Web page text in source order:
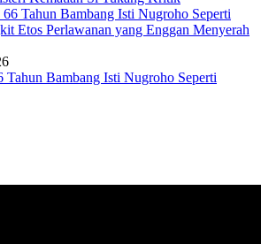
Tahun Bambang Isti Nugroho Seperti